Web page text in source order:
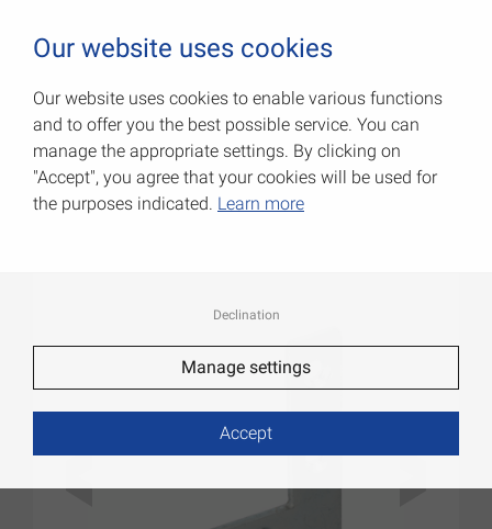
Плоские мебельные уголки
Артикул: 000186040Z
Our website uses cookies
Our website uses cookies to enable various functions
and to offer you the best possible service. You can
manage the appropriate settings. By clicking on
"Accept", you agree that your cookies will be used for
the purposes indicated. Learn more
Declination
Manage settings
Accept